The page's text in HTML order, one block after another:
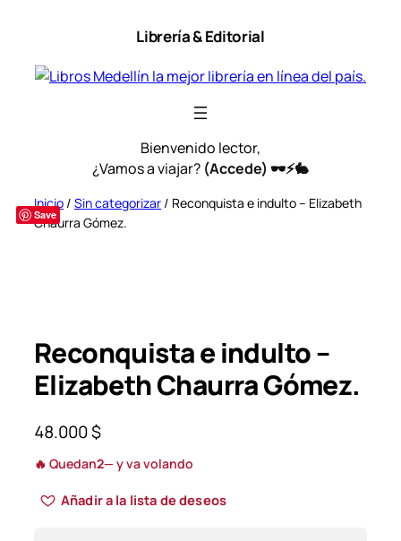
contenido
Librería & Editorial
Bienvenido lector,
¿Vamos a viajar? (Accede) 🕶️⚡🐇
Save
Inicio / Sin categorizar / Reconquista e indulto – Elizabeth
Chaurra Gómez.
Reconquista e indulto –
Elizabeth Chaurra Gómez.
48.000$
🔥 Quedan2— y va volando
Añadir a la lista de deseos